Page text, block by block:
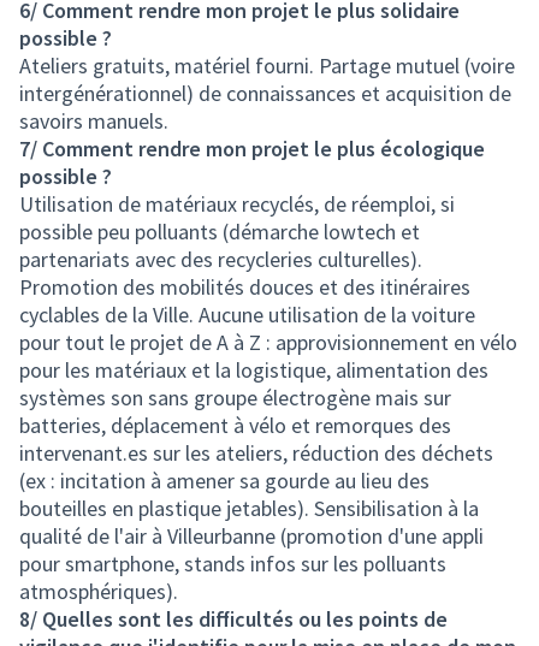
6/ Comment rendre mon projet le plus solidaire
possible ?
Ateliers gratuits, matériel fourni. Partage mutuel (voire
intergénérationnel) de connaissances et acquisition de
savoirs manuels.
7/ Comment rendre mon projet le plus écologique
possible ?
Utilisation de matériaux recyclés, de réemploi, si
possible peu polluants (démarche lowtech et
partenariats avec des recycleries culturelles).
Promotion des mobilités douces et des itinéraires
cyclables de la Ville. Aucune utilisation de la voiture
pour tout le projet de A à Z : approvisionnement en vélo
pour les matériaux et la logistique, alimentation des
systèmes son sans groupe électrogène mais sur
batteries, déplacement à vélo et remorques des
intervenant.es sur les ateliers, réduction des déchets
(ex : incitation à amener sa gourde au lieu des
bouteilles en plastique jetables). Sensibilisation à la
qualité de l'air à Villeurbanne (promotion d'une appli
pour smartphone, stands infos sur les polluants
atmosphériques).
8/ Quelles sont les difficultés ou les points de